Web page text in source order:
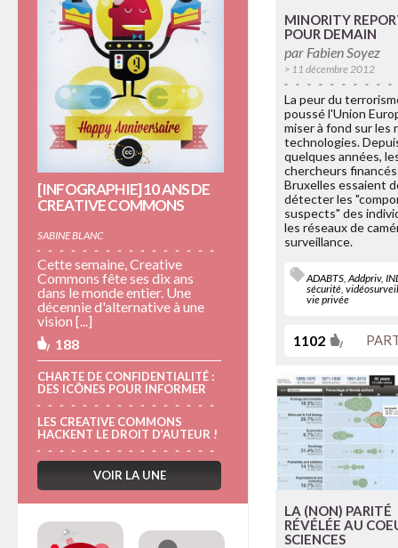
MINORITY
POUR DEMAIN
par Fabien Soyez
> 11 décembre 2012
La peur du
poussé l'Union
miser à fond sur les
technologies.
quelques années,
chercheurs
Bruxelles essaient
détecter les
suspects" des
les réseaux de
surveillance.
1102
ADABTS,Addpriv,
sécurité,
vie privée
LA (NON) PARITÉ
RÉVÉLÉE AU
SCIENCES
[INFOGRAPHIE] 10 ANS DE
CREATIVE COMMONS
SABINE BLANC
Cette semaine, Creative
Commons fête ses dix ans
dans le monde entier. Une
décennie d'alternative à une
vision [...]
188
CHARTE DE CONFIDENTIALITÉ :
DES ICÔNES POUR INFORMER
LES CREATIVE COMMONS
HACKENT LE DROIT D’AUTEUR !
VOIR LA UNE